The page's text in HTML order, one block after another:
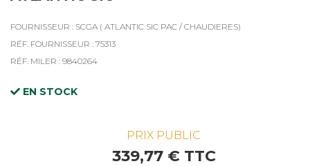
FOURNISSEUR : SCGA ( ATLANTIC SIC PAC / CHAUDIERES)
RÉF. FOURNISSEUR : 75313
RÉF. MILER : 9840264
EN STOCK
PRIX PUBLIC
339,77 € TTC